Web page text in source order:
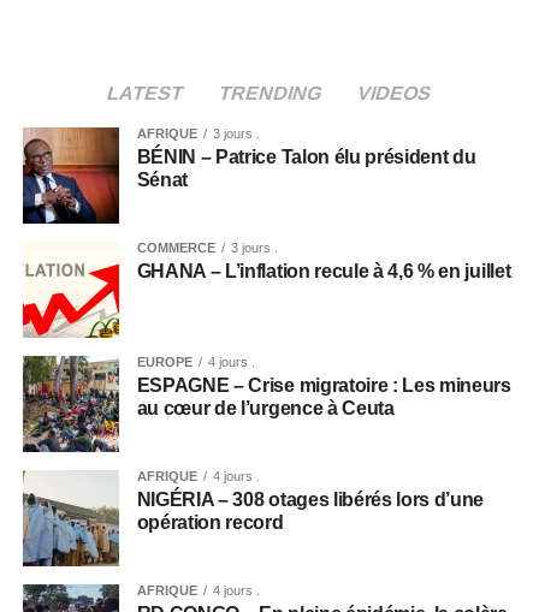
LATEST TRENDING VIDEOS
AFRIQUE 3 jours .
BÉNIN – Patrice Talon élu président du
Sénat
COMMERCE 3 jours .
GHANA – L’inflation recule à 4,6 % en juillet
EUROPE 4 jours .
ESPAGNE – Crise migratoire : Les mineurs
au cœur de l’urgence à Ceuta
AFRIQUE 4 jours .
NIGÉRIA – 308 otages libérés lors d’une
opération record
AFRIQUE 4 jours .